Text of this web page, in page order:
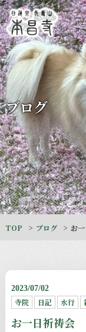
ブログ
TOP ブログ お
2023/07/02
寺院 日記 水行
お一日祈祷会